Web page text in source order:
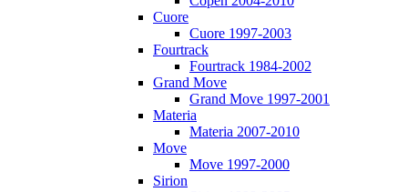
Cuore
Cuore 1997-2003
Fourtrack
Fourtrack 1984-2002
Grand Move
Grand Move 1997-2001
Materia
Materia 2007-2010
Move
Move 1997-2000
Sirion